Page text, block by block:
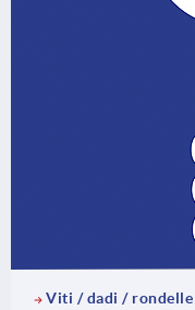
Viti / dadi / rondelle